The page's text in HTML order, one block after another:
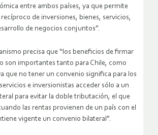
entre ambos países, ya que permite
de inversiones, bienes, servicios,
de negocios conjuntos”.
precisa que “los beneficios de firmar
son importantes tanto para Chile, como
que no tener un convenio significa para los
e inversionistas acceder sólo a un
para evitar la doble tributación, el que
las rentas provienen de un país con el
vigente un convenio bilateral”.